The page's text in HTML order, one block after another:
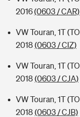
2016(0603 / CAR)
VW Touran, 1T
2018 (0603 / CIZ)
VW Touran, 1T
2018 (0603 / CJA)
VW Touran, 1T
2018 (0603 / CJB)